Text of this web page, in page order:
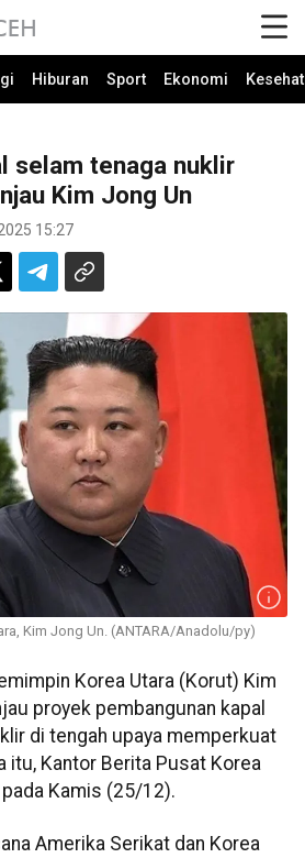
Hiburan Sport Ekonomi
selam tenaga nuklir
Kim Jong Un
15:27
Kim Jong Un. (ANTARA/Anadolu/py)
Korea Utara (Korut) Kim
proyek pembangunan kapal
di tengah upaya memperkuat
itu, Kantor Berita Pusat Korea
Kamis (25/12).
Amerika Serikat dan Korea